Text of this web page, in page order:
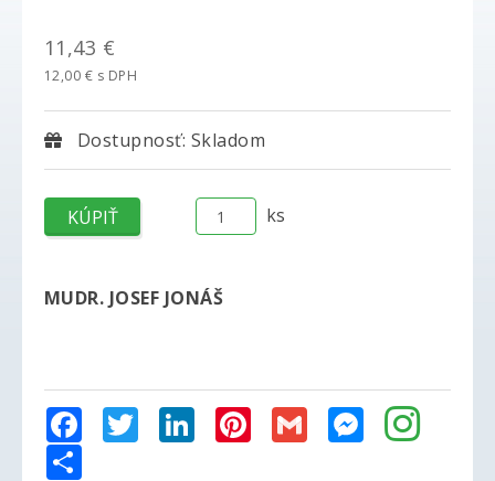
11,43 €
12,00 € s DPH
Dostupnosť: Skladom
ks
MUDR. JOSEF JONÁŠ
FacebookTwitterLinkedInPinterest
Gmail Messenger